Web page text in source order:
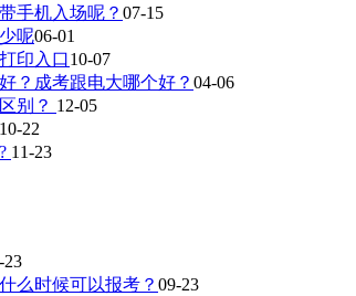
手机入场呢？ 07-15
呢06-01
印入口10-07
？成考跟电大哪个好？ 04-06
别？ 12-05
10-22
11-23
23
么时候可以报考？ 09-23